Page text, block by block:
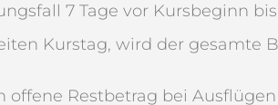
7 Tage vor Kursbeginn
Kurstag, wird der gesamte
offene Restbetrag bei